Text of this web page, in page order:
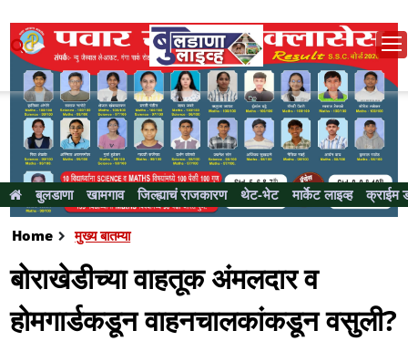
बुलडाणा खामगाव जिल्ह्याचं राजकारण थेट-भेट मार्केट लाइव्ह क्राईम
Home मुख्य बातम्या
बोराखेडीच्या वाहतूक अंमलदार व
होमगार्डकडून वाहनचालकांकडून वसुली?